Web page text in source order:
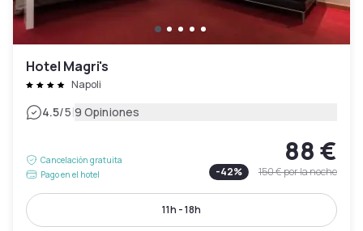
Hotel Magri's
Napoli
4.5/5|9 Opiniones
Cancelación gratuita
Pago en el hotel
88 €
-42% 150 €por la noche
11h - 18h